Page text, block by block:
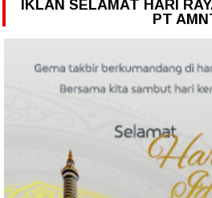
IKLAN SELAMAT HARI
PT